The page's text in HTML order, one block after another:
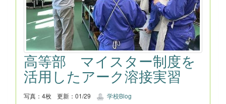
高等部 マイスター制度を
活用したアーク溶接実習
写真：4枚 更新：01/29 学校Blog